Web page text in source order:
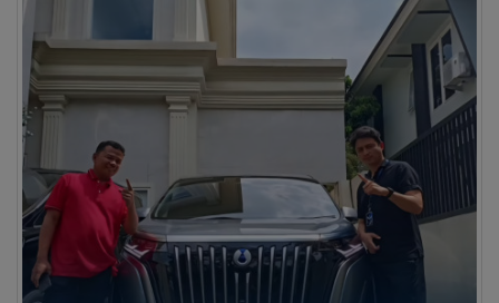
BYD Bogor
DO ByD Bogor